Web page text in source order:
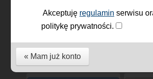
Plan, Mężczyzna, 56 lat
Akceptuję regulamin serwisu
politykę prywatności.
« Mam już konto